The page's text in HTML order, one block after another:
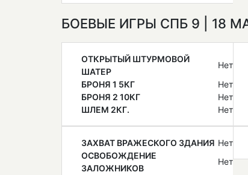
БОЕВЫЕ ИГРЫ СПБ 9 | 18
ОТКРЫТЫЙ ШТУРМОВОЙ
ШАТЕР
Нет
БРОНЯ 1 5КГ
Нет
БРОНЯ 2 10КГ
Нет
ШЛЕМ 2КГ.
Нет
ЗАХВАТ ВРАЖЕСКОГО ЗДАНИЯ Нет
ОСВОБОЖДЕНИЕ
ЗАЛОЖНИКОВ
Нет